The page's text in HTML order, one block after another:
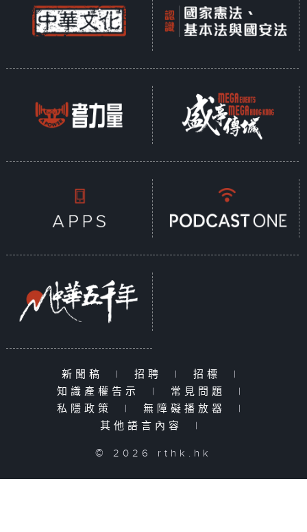
新聞稿 | 招聘 | 招標
|
知識產權告示
| 常見問題
|
私隱政策
| 無障礙播放器
|
其他語言內容
|
© 2026 rthk.hk